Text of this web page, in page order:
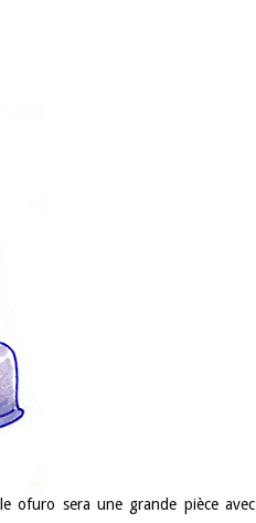
ofuro sera une grande pièce avec